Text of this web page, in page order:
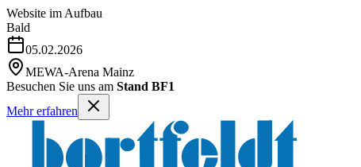
Website im Aufbau
Bald
05.02.2026
MEWA-Arena Mainz
Besuchen Sie uns am Stand BF1
Mehr erfahren